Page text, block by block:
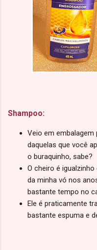
Shampoo:
Veio em
daquelas que você
o buraquinho, sabe?
O cheiro é
da minha vó nos
bastante tempo no
Ele é praticamente
bastante espuma e